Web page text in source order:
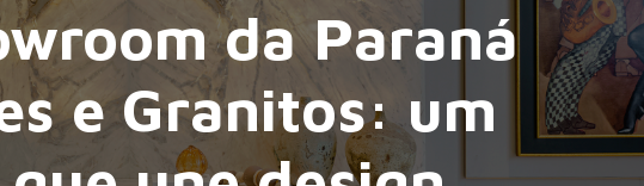
da Paraná
e Granitos: um